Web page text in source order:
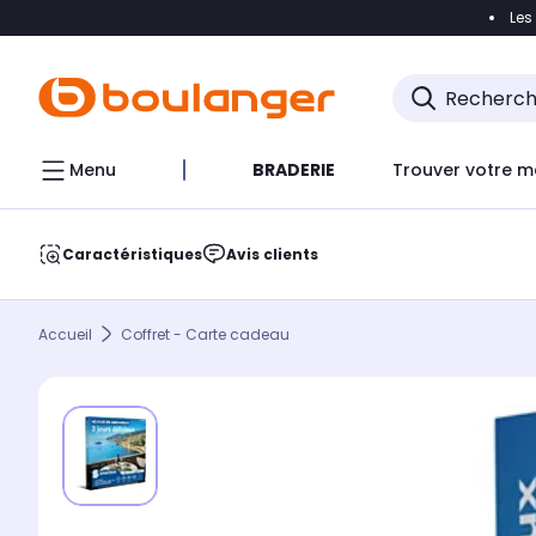
Accéder
Menu BRADERIE Trouver votre
Caractéristiques Avis clients
Accueil Coffret - Carte cadeau